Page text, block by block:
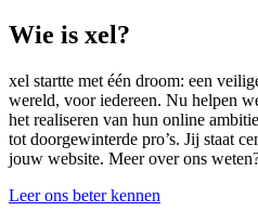
Wie is xel?
xel startte met één droom: een
wereld, voor iedereen. Nu helpen
het realiseren van hun online
tot doorgewinterde pro’s. Jij staat
jouw website. Meer over ons
Leer ons beter kennen